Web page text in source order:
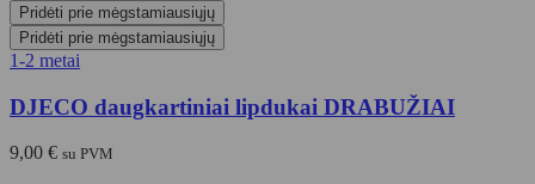
Pridėti prie mėgstamiausiųjų
Pridėti prie mėgstamiausiųjų
1-2 metai
DJECO daugkartiniai lipdukai DRABUŽIAI
9,00 € su PVM